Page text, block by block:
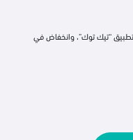
ارتفاع استخدام تطبيق “تيك توك”، وانخفاض في